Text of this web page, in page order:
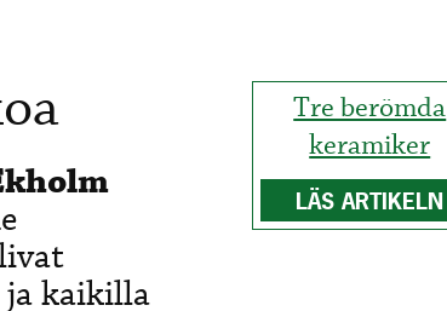
Tre berömda
keramiker
LÄS ARTIKELN
kaikilla